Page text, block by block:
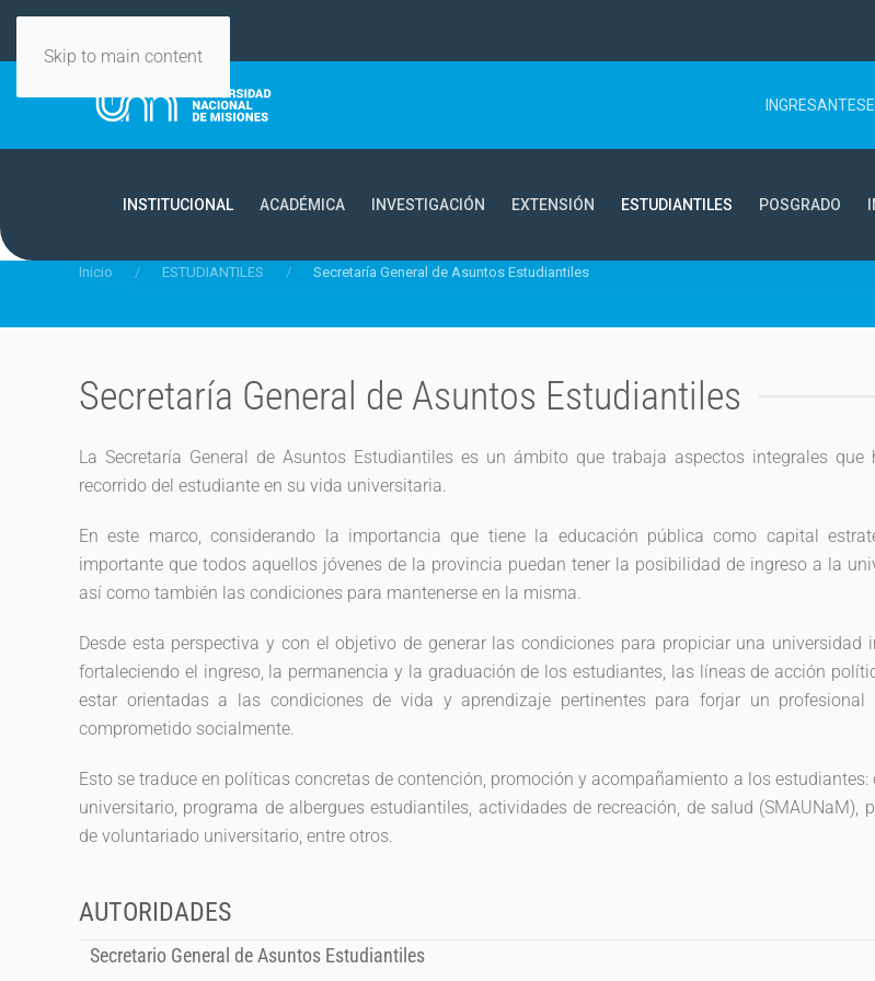
Skip to main content
INGRESANTES
INSTITUCIONAL ACADÉMICA INVESTIGACIÓN EXTENSIÓN ESTUDIANTILES POSGRADO
Inicio ESTUDIANTILES Secretaría General de Asuntos Estudiantiles
Secretaría General de Asuntos Estudiantiles
La Secretaría General de Asuntos Estudiantiles es un ámbito que trabaja aspectos integrales que
recorrido del estudiante en su vida universitaria.
En este marco, considerando la importancia que tiene la educación pública como capital
importante que todos aquellos jóvenes de la provincia puedan tener la posibilidad de ingreso a la
así como también las condiciones para mantenerse en la misma.
Desde esta perspectiva y con el objetivo de generar las condiciones para propiciar una universidad
fortaleciendo el ingreso, la permanencia y la graduación de los estudiantes, las líneas de acción
estar orientadas a las condiciones de vida y aprendizaje pertinentes para forjar un
comprometido socialmente.
Esto se traduce en políticas concretas de contención, promoción y acompañamiento a los estudiantes:
universitario, programa de albergues estudiantiles, actividades de recreación, de salud (SMAUNaM),
de voluntariado universitario, entre otros.
AUTORIDADES
Secretario General de Asuntos Estudiantiles